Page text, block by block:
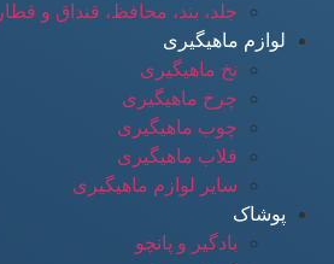
جلد، بند، محافظ، قنداق و قطار
لوازم ماهیگیری
نخ ماهیگیری
چرخ ماهیگیری
چوب ماهیگیری
قلاب ماهیگیری
سایر لوازم ماهیگیری
پوشاک
بادگیر و پانچو